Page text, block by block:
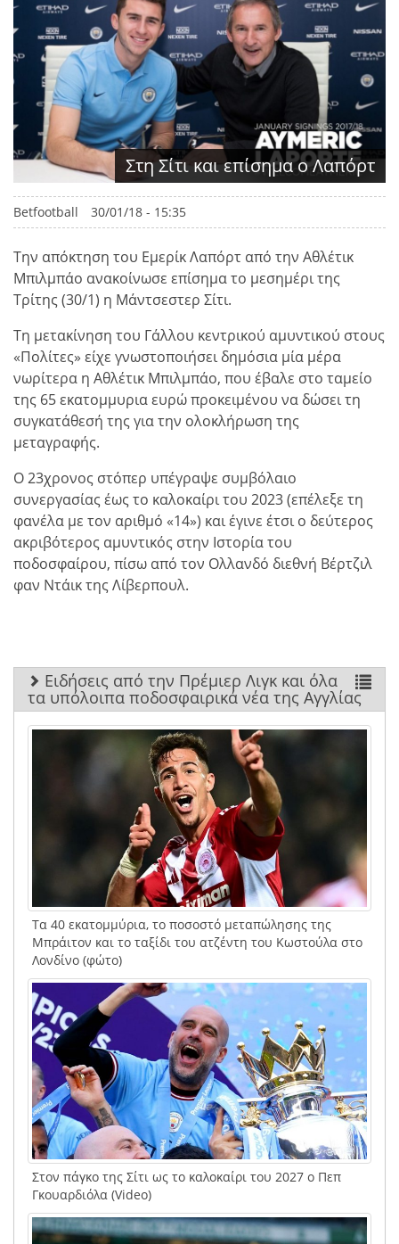
Στη Σίτι και επίσημα ο Λαπόρτ
Betfootball 30/01/18 - 15:35
Την απόκτηση του Εμερίκ Λαπόρτ από την Αθλέτικ
Μπιλμπάο ανακοίνωσε επίσημα το μεσημέρι της
Τρίτης (30/1) η Μάντσεστερ Σίτι.
Τη μετακίνηση του Γάλλου κεντρικού αμυντικού στους
«Πολίτες» είχε γνωστοποιήσει δημόσια μία μέρα
νωρίτερα η Αθλέτικ Μπιλμπάο, που έβαλε στο ταμείο
της 65 εκατομμυρια ευρώ προκειμένου να δώσει τη
συγκατάθεσή της για την ολοκλήρωση της
μεταγραφής.
Ο 23χρονος στόπερ υπέγραψε συμβόλαιο
συνεργασίας έως το καλοκαίρι του 2023 (επέλεξε τη
φανέλα με τον αριθμό «14») και έγινε έτσι ο δεύτερος
ακριβότερος αμυντικός στην Ιστορία του
ποδοσφαίρου, πίσω από τον Ολλανδό διεθνή Βέρτζιλ
φαν Ντάικ της Λίβερπουλ.
Ειδήσεις από την Πρέμιερ Λιγκ και όλα
τα υπόλοιπα ποδοσφαιρικά νέα της Αγγλίας
Τα 40 εκατομμύρια, το ποσοστό μεταπώλησης της
Μπράιτον και το ταξίδι του ατζέντη του Κωστούλα στο
Λονδίνο (φώτο)
Στον πάγκο της Σίτι ως το καλοκαίρι του 2027 ο Πεπ
Γκουαρδιόλα (Video)